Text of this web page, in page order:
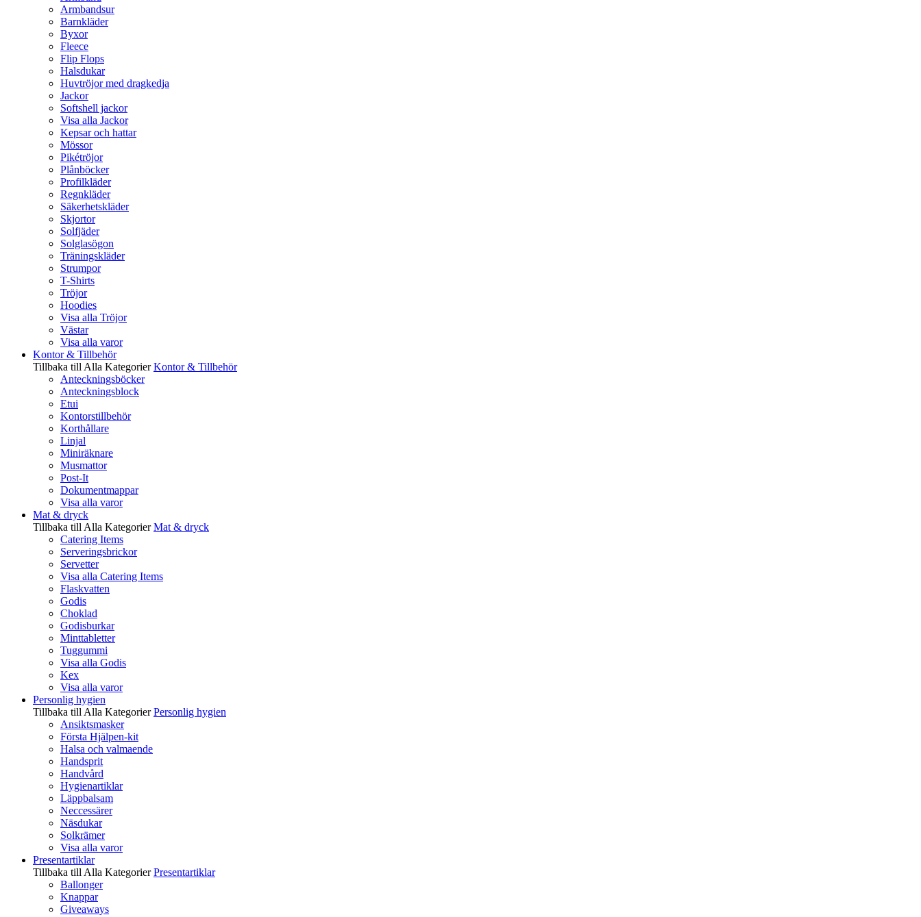
Armbandsur
Barnkläder
Byxor
Fleece
Flip Flops
Halsdukar
Huvtröjor med dragkedja
Jackor
Softshell jackor
Visa alla Jackor
Kepsar och hattar
Mössor
Pikétröjor
Plånböcker
Profilkläder
Regnkläder
Säkerhetskläder
Skjortor
Solfjäder
Solglasögon
Träningskläder
Strumpor
T-Shirts
Tröjor
Hoodies
Visa alla Tröjor
Västar
Visa alla varor
Kontor & Tillbehör
Tillbaka till Alla Kategorier Kontor & Tillbehör
Anteckningsböcker
Anteckningsblock
Etui
Kontorstillbehör
Korthållare
Linjal
Miniräknare
Musmattor
Post-It
Dokumentmappar
Visa alla varor
Mat & dryck
Tillbaka till Alla Kategorier Mat & dryck
Catering Items
Serveringsbrickor
Servetter
Visa alla Catering Items
Flaskvatten
Godis
Choklad
Godisburkar
Minttabletter
Tuggummi
Visa alla Godis
Kex
Visa alla varor
Personlig hygien
Tillbaka till Alla Kategorier Personlig hygien
Ansiktsmasker
Första Hjälpen-kit
Halsa och valmaende
Handsprit
Handvård
Hygienartiklar
Läppbalsam
Neccessärer
Näsdukar
Solkrämer
Visa alla varor
Presentartiklar
Tillbaka till Alla Kategorier Presentartiklar
Ballonger
Knappar
Giveaways